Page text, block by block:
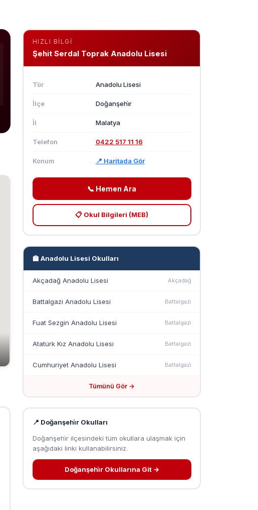
HIZLI BILGI
Şehit Serdal Toprak Anadolu Lisesi
Tür Anadolu Lisesi
İlçe Doğanşehi̇r
İl Malatya
Telefon 0422 517 11 16
Konum 📍 Haritada Gör
📞 Hemen Ara
📋 Okul Bilgileri (MEB)
🏫 Anadolu Lisesi Okulları
Akçadağ Anadolu Lisesi Akçadağ
Battalgazi Anadolu Lisesi Battalgazi̇
Fuat Sezgin Anadolu Lisesi Battalgazi̇
Atatürk Kız Anadolu Lisesi Battalgazi̇
Cumhuriyet Anadolu Lisesi Battalgazi̇
Tümünü Gör →
📍 Doğanşehi̇r Okulları
Doğanşehi̇r ilçesindeki tüm okullara ulaşmak için
aşağıdaki linki kullanabilirsiniz.
Doğanşehi̇r Okullarına Git →